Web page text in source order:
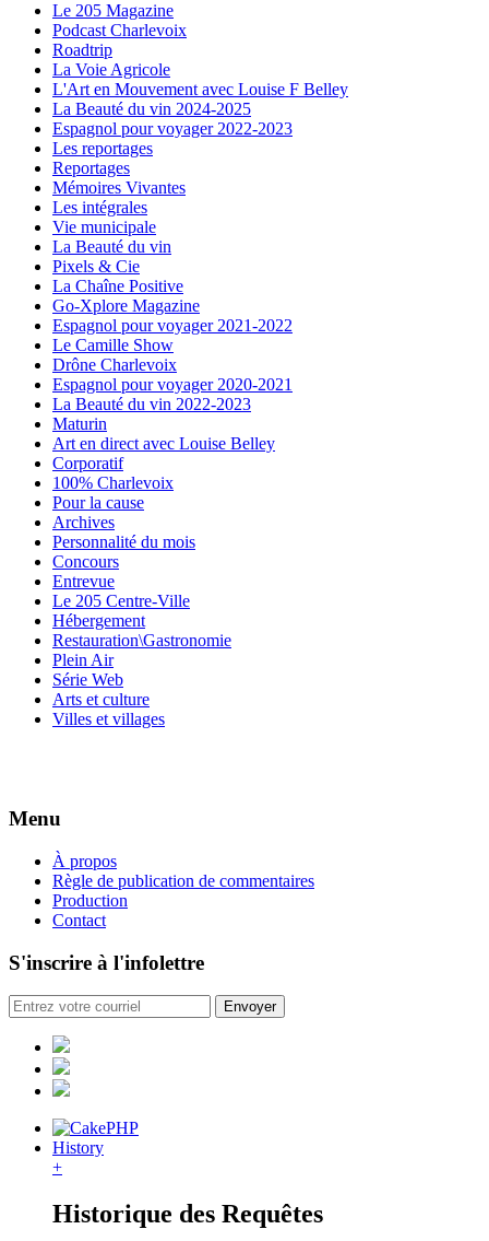
Le 205 Magazine
Podcast Charlevoix
Roadtrip
La Voie Agricole
L'Art en Mouvement avec Louise F Belley
La Beauté du vin 2024-2025
Espagnol pour voyager 2022-2023
Les reportages
Reportages
Mémoires Vivantes
Les intégrales
Vie municipale
La Beauté du vin
Pixels & Cie
La Chaîne Positive
Go-Xplore Magazine
Espagnol pour voyager 2021-2022
Le Camille Show
Drône Charlevoix
Espagnol pour voyager 2020-2021
La Beauté du vin 2022-2023
Maturin
Art en direct avec Louise Belley
Corporatif
100% Charlevoix
Pour la cause
Archives
Personnalité du mois
Concours
Entrevue
Le 205 Centre-Ville
Hébergement
Restauration\Gastronomie
Plein Air
Série Web
Arts et culture
Villes et villages
Menu
À propos
Règle de publication de commentaires
Production
Contact
S'inscrire à l'infolettre
History
+
Historique des Requêtes